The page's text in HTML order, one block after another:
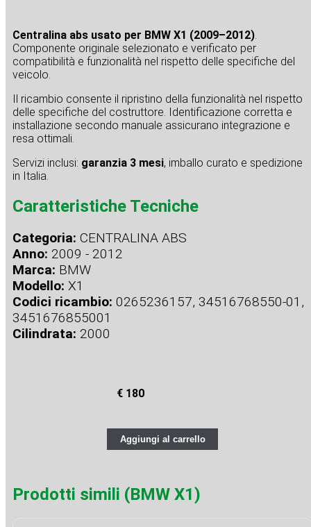
Centralina abs usato per BMW X1 (2009–2012).
Componente originale selezionato e verificato per
compatibilità e funzionalità nel rispetto delle specifiche del
veicolo.
Il ricambio consente il ripristino della funzionalità nel rispetto
delle specifiche del costruttore. Identificazione corretta e
installazione secondo manuale assicurano integrazione e
resa ottimali.
Servizi inclusi: garanzia 3 mesi, imballo curato e spedizione
in Italia.
Caratteristiche Tecniche
Categoria: CENTRALINA ABS
Anno: 2009 - 2012
Marca: BMW
Modello: X1
Codici ricambio: 0265236157, 34516768550-01,
3451676855001
Cilindrata: 2000
€ 180
Aggiungi al carrello
Prodotti simili (BMW X1)